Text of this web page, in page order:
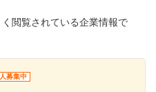
閲覧されている企業情報で
募集中